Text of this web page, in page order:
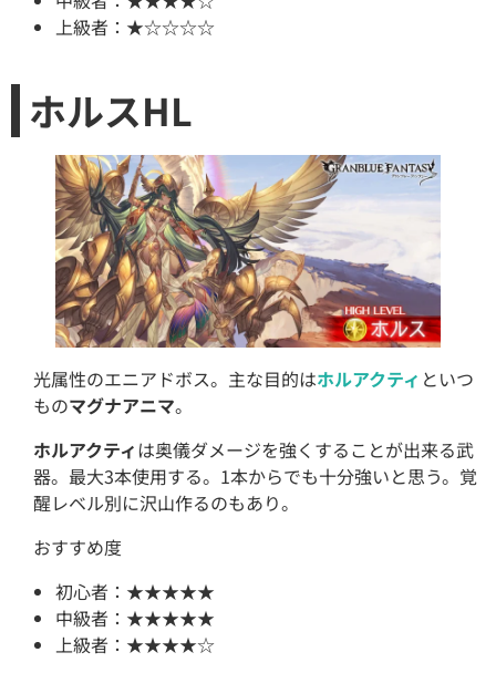
上級者：★☆☆☆☆
ホルスHL
光属性のエニアドボス。主な目的はホルアクティ といつ
ものマグナアニマ。
ホルアクティは奥儀ダメージを強くすることが出来る武
器。最大3本使用する。1本からでも十分強いと思う。覚
醒レベル別に沢山作るのもあり。
おすすめ度
初心者：★★★★★
中級者：★★★★★
上級者：★★★★☆